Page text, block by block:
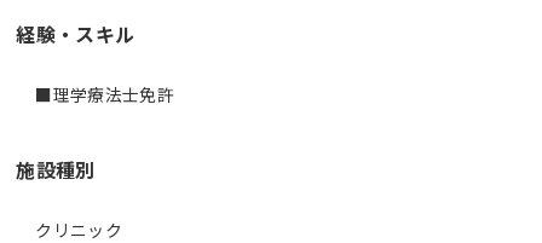
経験・スキル
■理学療法士免許
施設種別
クリニック